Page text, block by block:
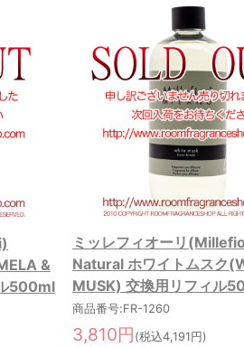
&
500ml
ミッレフィオーリ
Natural ホワイトムスク
MUSK) 交換用リフィル
商品番号:FR-1260
3,810円 (税込4,191円)